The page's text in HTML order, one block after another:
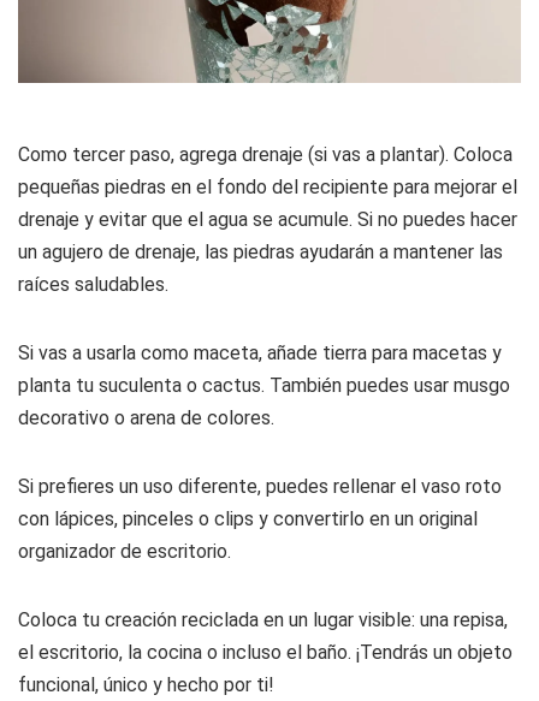
Como tercer paso, agrega drenaje (si vas a plantar). Coloca
pequeñas piedras en el fondo del recipiente para mejorar el
drenaje y evitar que el agua se acumule. Si no puedes hacer
un agujero de drenaje, las piedras ayudarán a mantener las
raíces saludables.
Si vas a usarla como maceta, añade tierra para macetas y
planta tu suculenta o cactus. También puedes usar musgo
decorativo o arena de colores.
Si prefieres un uso diferente, puedes rellenar el vaso roto
con lápices, pinceles o clips y convertirlo en un original
organizador de escritorio.
Coloca tu creación reciclada en un lugar visible: una repisa,
el escritorio, la cocina o incluso el baño. ¡Tendrás un objeto
funcional, único y hecho por ti!